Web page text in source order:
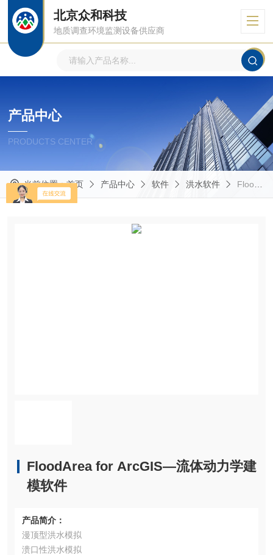
北京众和科技
地质调查环境监测设备供应商
产品中心
PRODUCTS CENTER
当前位置：首页 产品中心 软件 洪水软件 FloodArea core1FloodArea for ArcGIS—流体动力学建模软件
FloodArea for ArcGIS—流体动力学建
模软件
产品简介：
漫顶型洪水模拟
溃口性洪水模拟